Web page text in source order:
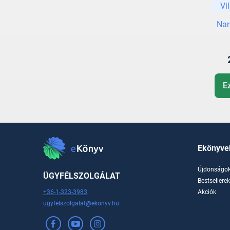
ÜGYFÉLSZOLGÁLAT
+36-1-323-3983
ugyfelszolgalat@ekonyv.hu
Bestsellerek
Akciók